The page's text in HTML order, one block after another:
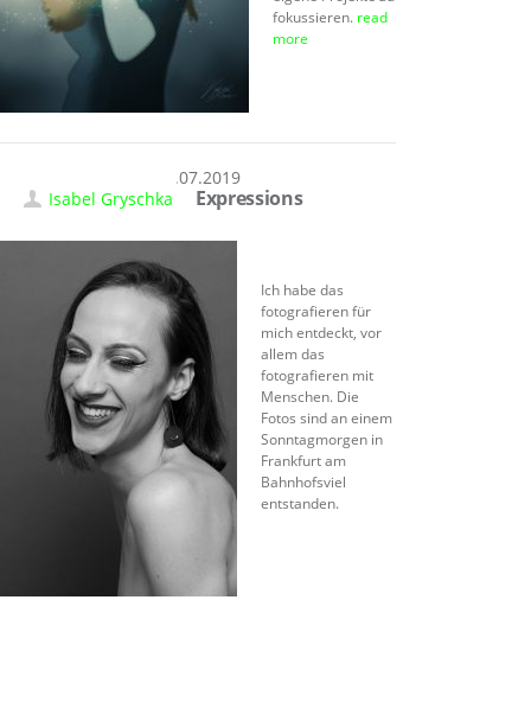
fokussieren. read
more
12.07.2019
Isabel Gryschka
Expressions
Ich habe das
fotografieren für
mich entdeckt, vor
allem das
fotografieren mit
Menschen. Die
Fotos sind an einem
Sonntagmorgen in
Frankfurt am
Bahnhofsviel
entstanden.